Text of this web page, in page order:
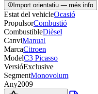
Import orientatiu — més info
Estat del vehicleOcasió
PropulsorCombustió
CombustibleDièsel
CanviManual
MarcaCitroen
ModelC3 Picasso
VersióExclusive
SegmentMonovolum
Any2009